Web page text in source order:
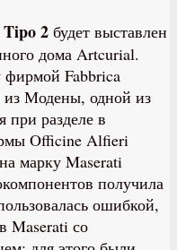
2 будет выставлен
дома Artcurial.
Fabbrica
из Модены, одной из
при разделе в
Officine Alfieri
марку Maserati
получила
ошибкой,
Maserati со